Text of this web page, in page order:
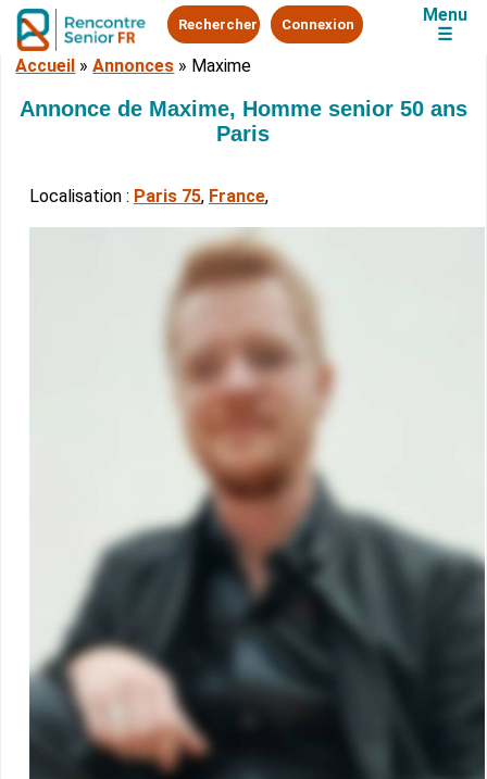
Rechercher Connexion
Menu
☰
Accueil »Annonces » Maxime
Annonce de Maxime, Homme senior 50 ans
Paris
Localisation : Paris 75, France,